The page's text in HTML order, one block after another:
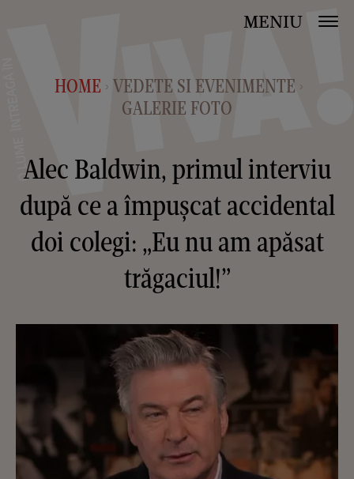
MENIU
HOME > VEDETE SI EVENIMENTE >
GALERIE FOTO
Alec Baldwin, primul interviu
după ce a împușcat accidental
doi colegi: „Eu nu am apăsat
trăgaciul!”